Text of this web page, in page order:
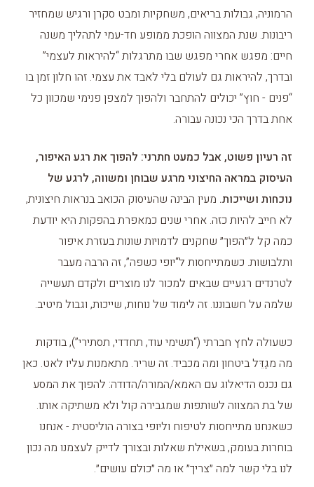
הרמוניה, גבולות בריאים, משחקיות ומבט סקרן ורגיש שמחזיר
ריבונות. שנת המצווה הופכת ממופע חד-עמי לתהליך משנה
חיים: מפגש אחרי מפגש שבו מתרגלות “להיראות לעצמי”
ובדרך, להיראות גם לעולם בלי לאבד את עצמי. זהו חלון זמן בו
“פנים - חוץ” יכולים להתחבר ולהפוך למצפן פנימי שמכוון כל
אחת בדרך הכי נכונה עבורה.
זה רעיון פשוט, אבל כמעט חתרני: להפוך את רגע האיפור,
העיסוק במראה החיצוני מרגע שבוחן ומשווה, לרגע של
נוכחות ושייכות. מעין הבינה שהעיסוק הכואב בנראות חיצונית,
לא חייב להיות כזה. אחרי שנים כמאפרת בהפקות היא יודעת
כמה קל ל״הפוך״ שחקנים לדמויות שונות בעזרת איפור
ותלבושות. כשמתייחסות ל“יופי כשפה”, זה הרבה מעבר
לטרנדים רגעיים שבאים למכור לנו מוצרים ולקדם תעשייה
שלמה על חשבוננו. זה לימוד של נוחות, שייכות, וגבול מיטיב.
כשעולה לחץ חברתי (“תשימי עוד, תחדדי, תסתירי”), בודקות
מה מגַדֵּל ביטחון ומה מכביד. זה שריר. מתאמנות עליו לאט. כאן
גם נכנס הדיאלוג עם האמא/המורה/הדודה: להפוך את המסע
של בת המצווה לשותפות שמגבירה קול ולא משתיקה אותו.
כשאנחנו מתייחסות לטיפוח וליופי בצורה הוליסטית - אנחנו
בוחרות בעומק, בשאילת שאלות ובצורך לדייק לעצמנו מה נכון
לנו בלי קשר למה ״צריך״ או מה ״כולם עושים״.